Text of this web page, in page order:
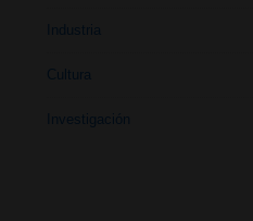
Industria
Cultura
Investigación